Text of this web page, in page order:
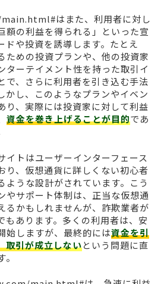
はまた、利用者に対し
額の利益を得られる」といった宣
ドや投資を誘導します。たとえ
ための投資プランや、他の投資家
ターテイメント性を持った取引イ
で、さらに利用者を引き込む手法
かし、このようなプランやイベン
り、実際には投資家に対して利益
資金を巻き上げることが目的であ
イトはユーザーインターフェース
り、仮想通貨に詳しくない初心者
ような設計がされています。こう
やサポート体制は、正当な仮想通
るかもしれませんが、詐欺業者が
もあります。多くの利用者は、安
始しますが、最終的には資金を引
取引が成立しないという問題に直